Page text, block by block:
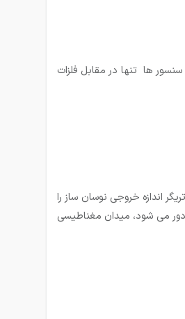
ها تنها در مقابل فلزات
اندازه خروجی نوسان ساز را
می شود، میدان مغناطیسی